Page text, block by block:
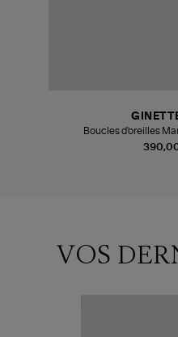
Boucles d'oreilles
VOS